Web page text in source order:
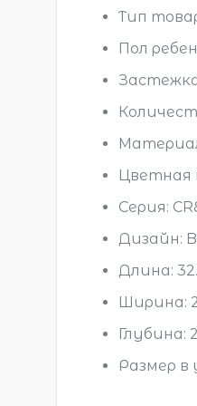
Тип
Пол
Цветная
Серия:
Дизайн:
Длина:
Ширина:
Глубина:
Размер в